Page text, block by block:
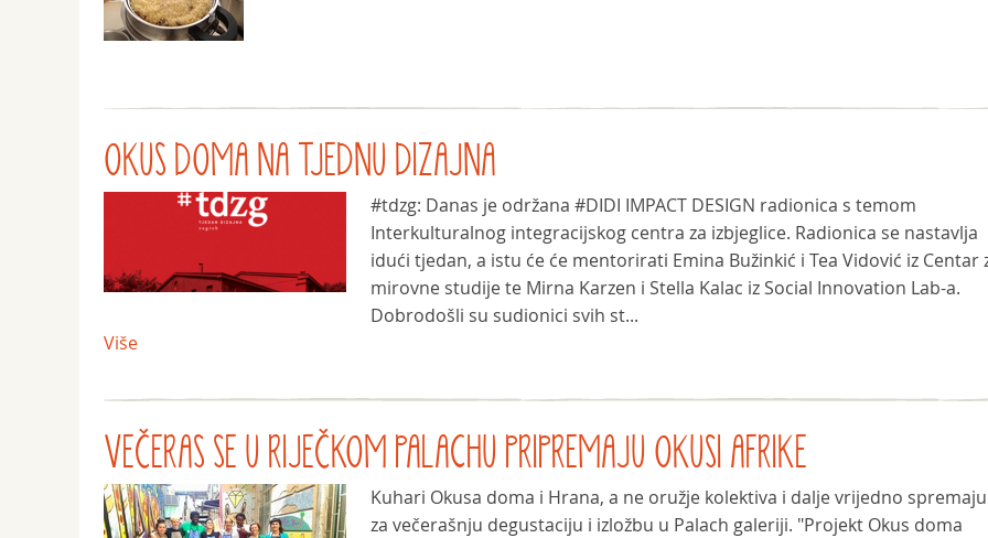
OKUS DOMA NA TJEDNU DIZAJNA
‪#‎tdzg‬: Danas je održana ‪#‎DIDI‬ IMPACT DESIGN radionica s temom
Interkulturalnog integracijskog centra za izbjeglice. Radionica se nastavlja
idući tjedan, a istu će će mentorirati Emina Bužinkić i Tea Vidović iz Centar
mirovne studije te Mirna Karzen i Stella Kalac iz Social Innovation Lab-a.
Dobrodošli su sudionici svih st...
Više
VEČERAS SE U RIJEČKOM PALACHU PRIPREMAJU OKUSI AFRIKE
Kuhari Okusa doma i Hrana, a ne oružje kolektiva i dalje vrijedno
za večerašnju degustaciju i izložbu u Palach galeriji. "Projekt Okus doma